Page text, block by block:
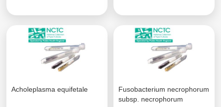
Acholeplasma equifetale
Fusobacterium necrophorum
subsp. necrophorum